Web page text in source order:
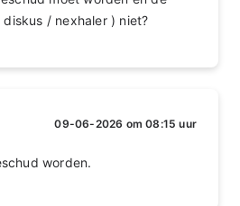
/ nexhaler ) niet?
09-06-2026 om 08:15 uur
worden.